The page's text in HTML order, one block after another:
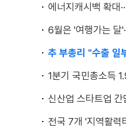
에너지캐시백 확대
6월은 '여행가는 달
추 부총리 "수출 일
1분기 국민총소득
신산업 스타트업 간
전국 7개 '지역활력